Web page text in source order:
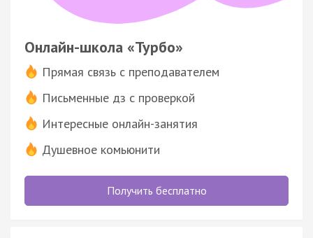
Онлайн-школа «Турбо»
Прямая связь с преподавателем
Письменные дз с проверкой
Интересные онлайн-занятия
Душевное комьюнити
Получить бесплатно